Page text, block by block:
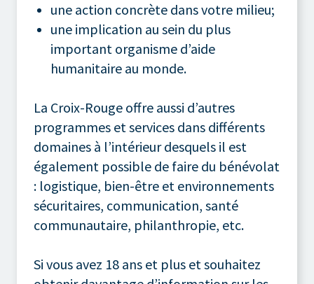
une action concrète dans votre milieu;
une implication au sein du plus
important organisme d’aide
humanitaire au monde.
La Croix-Rouge offre aussi d’autres
programmes et services dans différents
domaines à l’intérieur desquels il est
également possible de faire du bénévolat
: logistique, bien-être et environnements
sécuritaires, communication, santé
communautaire, philanthropie, etc.
Si vous avez 18 ans et plus et souhaitez